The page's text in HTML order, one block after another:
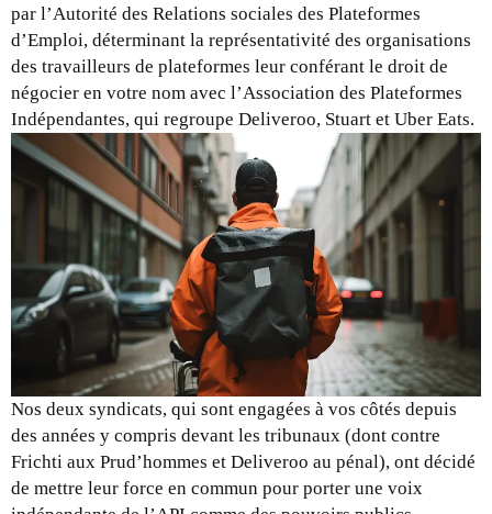
par l’Autorité des Relations sociales des Plateformes
d’Emploi, déterminant la représentativité des organisations
des travailleurs de plateformes leur conférant le droit de
négocier en votre nom avec l’Association des Plateformes
Indépendantes, qui regroupe Deliveroo, Stuart et Uber Eats.
Nos deux syndicats, qui sont engagées à vos côtés depuis
des années y compris devant les tribunaux (dont contre
Frichti aux Prud’hommes et Deliveroo au pénal), ont décidé
de mettre leur force en commun pour porter une voix